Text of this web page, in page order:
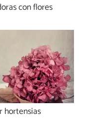
con flores
hortensias